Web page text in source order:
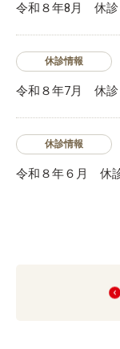
令和８年8月 休診
休診情報
令和８年7月 休診
休診情報
令和８年６月 休